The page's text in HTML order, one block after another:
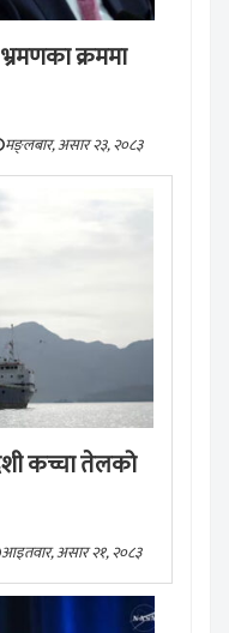
भ्रमणका क्रममा
मङ्लबार, असार २३, २०८३
कच्चा तेलको
आइतवार, असार २१, २०८३